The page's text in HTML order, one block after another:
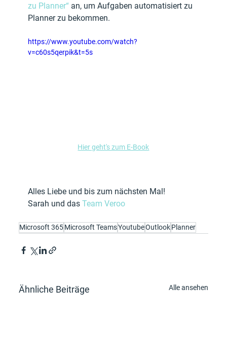
zu Planner“ an, um Aufgaben automatisiert zu
Planner zu bekommen.
https://www.youtube.com/watch?
v=c60s5qerpik&t=5s
Hier geht's zum E-Book
Alles Liebe und bis zum nächsten Mal!
Sarah und das Team Veroo
Microsoft 365Microsoft TeamsYoutubeOutlookPlanner
Ähnliche Beiträge Alle ansehen